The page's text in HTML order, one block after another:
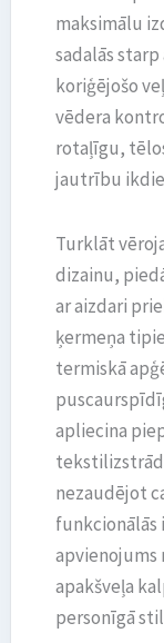
maksimālu
sadalās
koriģējošo
vēdera
rotaļīgu,
jautrību
Turklāt
dizainu,
ar aizdari
ķermeņa
termiskā
apliecina
nezaudējot
funkcionālās
apvienojums
apakšveļa
personīgā